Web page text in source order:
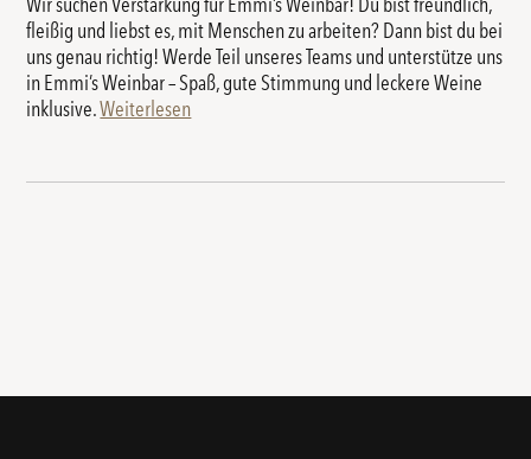
fleißig und liebst es, mit Menschen zu arbeiten? Dann bist du bei
uns genau richtig! Werde Teil unseres Teams und unterstütze uns
in Emmi’s Weinbar – Spaß, gute Stimmung und leckere Weine
inklusive.Weiterlesen